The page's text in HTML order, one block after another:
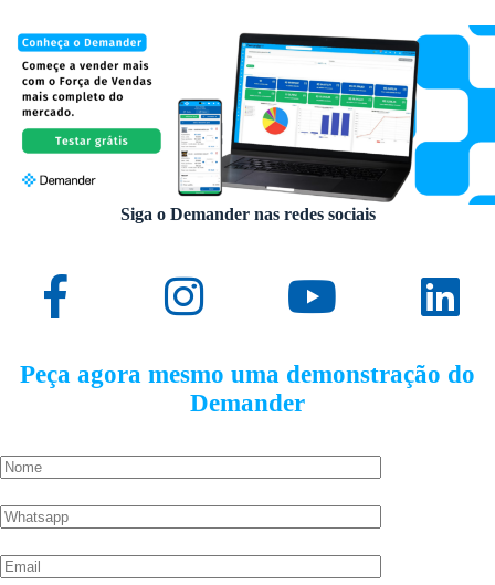
Siga o Demander nas redes sociais
Peça agora mesmo uma demonstração do
Demander